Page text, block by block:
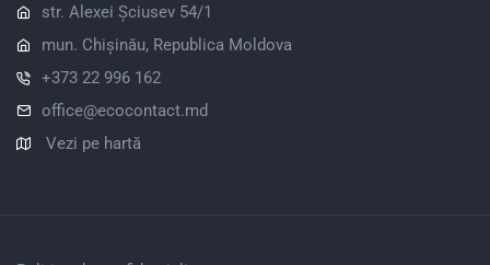
str. Alexei Șciusev 54/1
mun. Chișinău, Republica Moldova
+373 22 996 162
office@ecocontact.md
Vezi pe hartă